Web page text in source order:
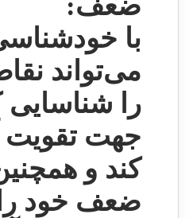
با
می‌تواند
را شناسایی
جهت تقویت
کند و
ضعف خود را